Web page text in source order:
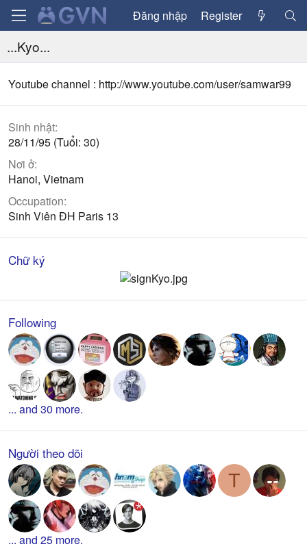
Đăng nhập Register
...Kyo...
Youtube channel : http://www.youtube.com/user/samwar99
Sinh nhật
28/11/95 (Tuổi: 30)
Nơi ở
Hanoi, Vietnam
Occupation
Sinh Viên ĐH Paris 13
Chữ ký
Following
... and 30 more.
Người theo dõi
T
... and 25 more.